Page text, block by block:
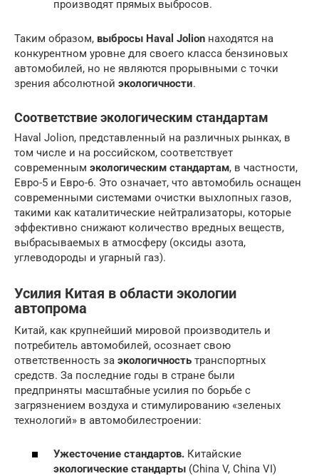
производят прямых выбросов.
Таким образом, выбросы Haval Jolion находятся на
конкурентном уровне для своего класса бензиновых
автомобилей, но не являются прорывными с точки
зрения абсолютной экологичности.
Соответствие экологическим стандартам
Haval Jolion, представленный на различных рынках, в
том числе и на российском, соответствует
современным экологическим стандартам, в частности,
Евро-5 и Евро-6. Это означает, что автомобиль оснащен
современными системами очистки выхлопных газов,
такими как каталитические нейтрализаторы, которые
эффективно снижают количество вредных веществ,
выбрасываемых в атмосферу (оксиды азота,
углеводороды и угарный газ).
Усилия Китая в области экологии
автопрома
Китай, как крупнейший мировой производитель и
потребитель автомобилей, осознает свою
ответственность за экологичность транспортных
средств. За последние годы в стране были
предприняты масштабные усилия по борьбе с
загрязнением воздуха и стимулированию «зеленых
технологий» в автомобилестроении:
Ужесточение стандартов. Китайские
экологические стандарты (China V, China VI)